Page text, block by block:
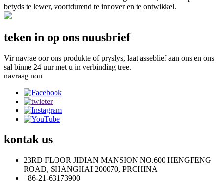
betyds te lewer, voortdurend te innover en te ontwikkel.
teken in op ons nuusbrief
Vir navrae oor ons produkte of pryslys, laat asseblief aan ons en ons
sal binne 24 uur met u in verbinding tree.
navraag nou
kontakus
23RD FLOOR JIDIAN MANSION NO.600 HENGFENG
ROAD, SHANGHAI 200070, PRCHINA
+86-21-63173900